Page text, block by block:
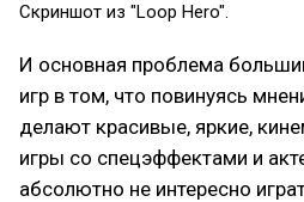
Скриншот из "Loop Hero".
И основная проблема
игр в том, что повинуясь
делают красивые, яркие,
игры со спецэффектами и
абсолютно не интересно